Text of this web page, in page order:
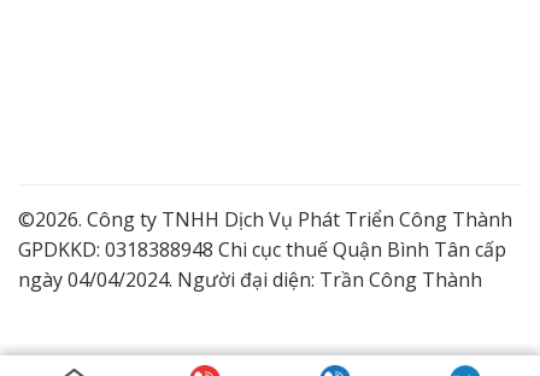
©2026. Công ty TNHH Dịch Vụ Phát Triển Công Thành
GPDKKD: 0318388948 Chi cục thuế Quận Bình Tân cấp
ngày 04/04/2024. Người đại diện: Trần Công Thành